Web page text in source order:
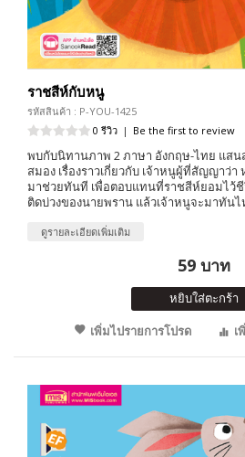
ราชสีห์กับหนู
รหัสสินค้า : P-YOU-1425
0 รีวิว | Be the first to review
พบกับนิทานภาพ 2 ภาษา อังกฤษ-ไทย แส
สมอง เรื่องราวเกี่ยวกับ เจ้าหนูผู้ที่สัญญาว่
มาช่วยทันที เพื่อตอบแทนที่ราชสีห์ยอมไว้
ติดบ่วงของนายพราน แล้วเจ้าหนูจะมาทัน
ดูรายละเอียดเพิ่มเติม
59 บาท
หยิบใส่ตะกร้า
เพิ่มไปรายการโปรด
เ